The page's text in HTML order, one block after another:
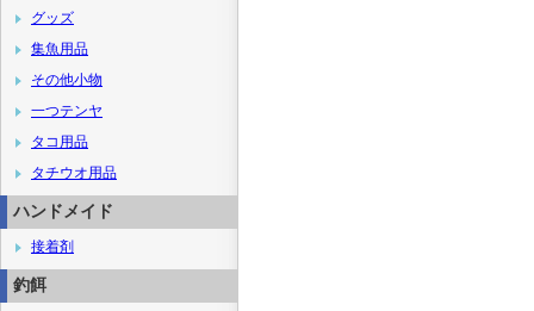
グッズ
集魚用品
その他小物
一つテンヤ
タコ用品
タチウオ用品
ハンドメイド
接着剤
釣餌